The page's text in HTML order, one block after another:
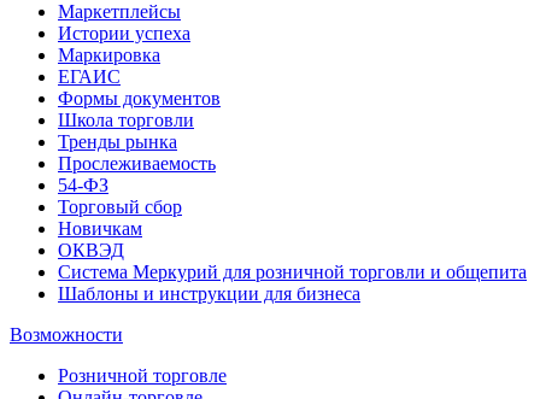
Маркетплейсы
Истории успеха
Маркировка
ЕГАИС
Формы документов
Школа торговли
Тренды рынка
Прослеживаемость
54-ФЗ
Торговый сбор
Новичкам
ОКВЭД
Система Меркурий для розничной торговли и общепита
Шаблоны и инструкции для бизнеса
Возможности
Розничной торговле